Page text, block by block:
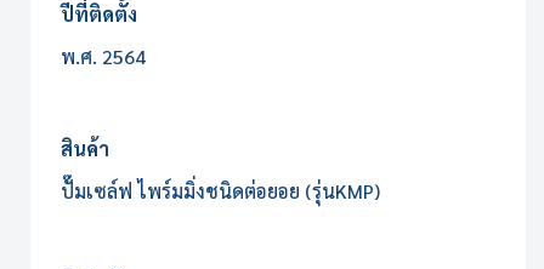
ปีที่ติดตั้ง
พ.ศ. 2564
สินค้า
ปั๊มเซล์ฟ ไพร์มมิ่งชนิดต่อยอย (รุ่นKMP)